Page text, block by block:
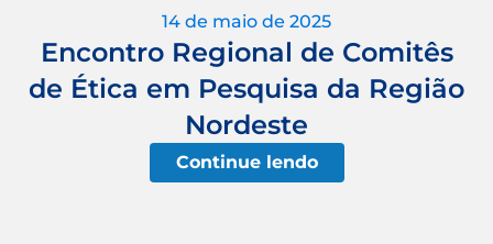
14 de maio de 2025
Encontro Regional de Comitês
de Ética em Pesquisa da Região
Nordeste
Continue lendo